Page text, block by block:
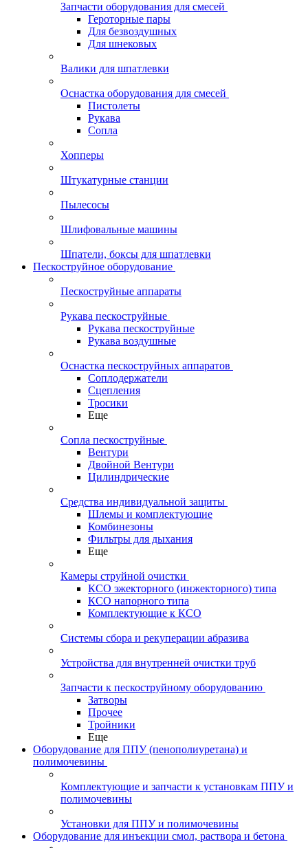
Запчасти оборудования для смесей
Героторные пары
Для безвоздушных
Для шнековых
Валики для шпатлевки
Оснастка оборудования для смесей
Пистолеты
Рукава
Сопла
Хопперы
Штукатурные станции
Пылесосы
Шлифовальные машины
Шпатели, боксы для шпатлевки
Пескоструйное оборудование
Пескоструйные аппараты
Рукава пескоструйные
Рукава пескоструйные
Рукава воздушные
Оснастка пескоструйных аппаратов
Соплодержатели
Сцепления
Тросики
Еще
Сопла пескоструйные
Вентури
Двойной Вентури
Цилиндрические
Средства индивидуальной защиты
Шлемы и комплектующие
Комбинезоны
Фильтры для дыхания
Еще
Камеры струйной очистки
КСО эжекторного (инжекторного) типа
КСО напорного типа
Комплектующие к КСО
Системы сбора и рекуперации абразива
Устройства для внутренней очистки труб
Запчасти к пескоструйному оборудованию
Затворы
Прочее
Тройники
Еще
Оборудование для ППУ (пенополиуретана) и
полимочевины
Комплектующие и запчасти к установкам ППУ и
полимочевины
Установки для ППУ и полимочевины
Оборудование для инъекции смол, раствора и бетона